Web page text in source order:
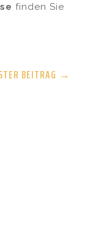
finden Sie
BEITRAG →